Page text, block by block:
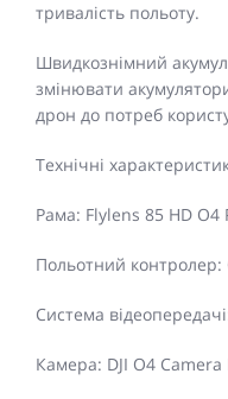
тривалість польоту.
Швидкознімний
змінювати
дрон до потреб
Технічні
Рама: Flylens 85 HD O4
Польотний контролер:
Система
Камера: DJI O4